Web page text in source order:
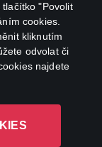
"Povolit
cookies.
kliknutím
odvolat či
najdete